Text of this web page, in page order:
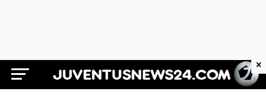
Juventus News 24
×